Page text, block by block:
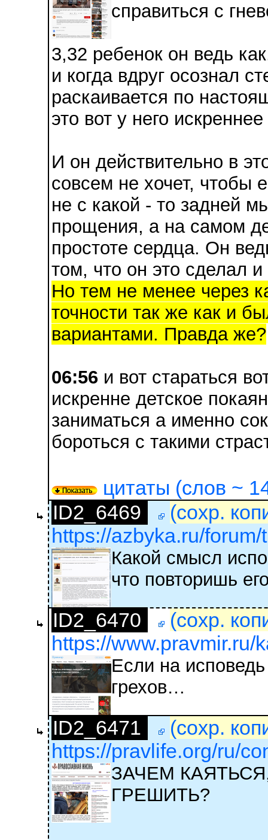
справиться с
3,32 ребенок он ведь
и когда вдруг осознал
раскаивается по
это вот у него
И он действительно в
совсем не хочет, чтобы
не с какой - то задней
прощения, а на самом
простоте сердца. Он
том, что он это сделал
Но тем не менее через
точности так же как и
вариантами. Правда же?
06:56 и вот стараться
искренне детское
заниматься а именно
бороться с такими
цитаты (слов ~
ID2_6469
(сохр.
https://azbyka.ru/
Какой смысл
что повторишь
ID2_6470
(сохр.
https://www.pravmir.ru/
Если на
грехов…
ID2_6471
(сохр.
https://pravlife.org/ru/
ЗАЧЕМ
ГРЕШИТЬ?